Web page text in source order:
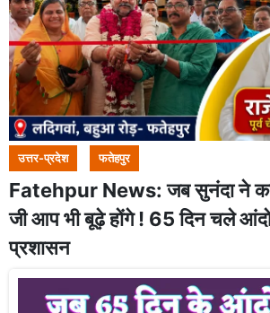
उत्तर-प्रदेश फतेहपुर
Fatehpur News: जब सुनंदा ने
जी आप भी बूढ़े होंगे ! 65 दिन चले
प्रशासन